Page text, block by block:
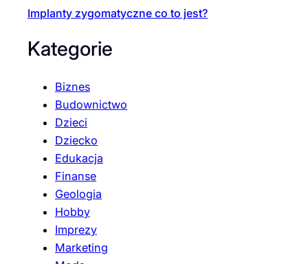
Implanty zygomatyczne co to jest?
Kategorie
Biznes
Budownictwo
Dzieci
Dziecko
Edukacja
Finanse
Geologia
Hobby
Imprezy
Marketing